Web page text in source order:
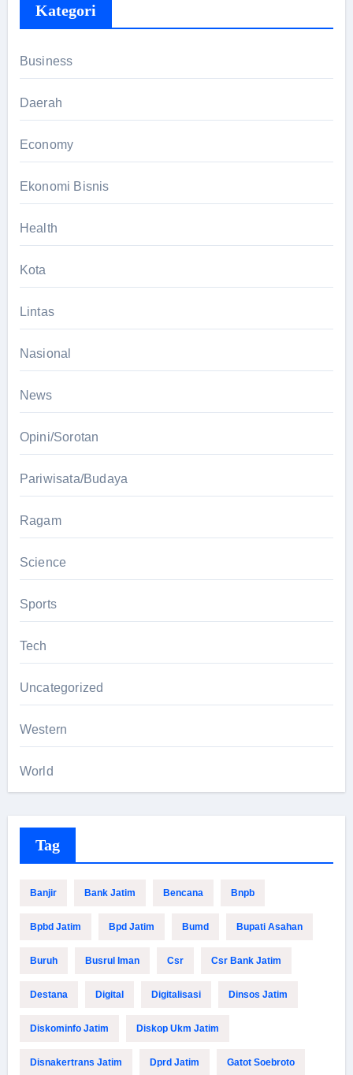
Kategori
Business
Daerah
Economy
Ekonomi Bisnis
Health
Kota
Lintas
Nasional
News
Opini/Sorotan
Pariwisata/Budaya
Ragam
Science
Sports
Tech
Uncategorized
Western
World
Tag
Banjir Bank Jatim Bencana Bnpb
Bpbd Jatim Bpd Jatim Bumd Bupati Asahan
Buruh Busrul Iman Csr Csr Bank Jatim
Destana Digital Digitalisasi Dinsos Jatim
Diskominfo Jatim Diskop Ukm Jatim
Disnakertrans Jatim Dprd Jatim Gatot Soebroto